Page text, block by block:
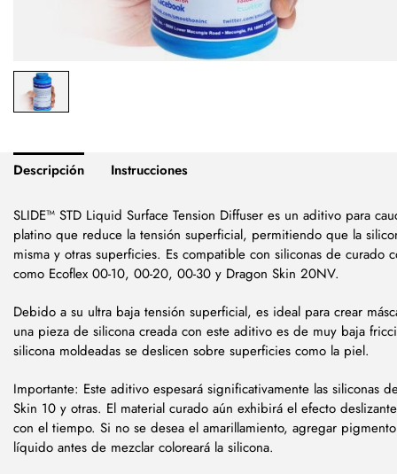
Descripción Instrucciones
SLIDE™ STD Liquid Surface Tension Diffuser es un aditivo para
platino que reduce la tensión superficial, permitiendo que la
misma y otras superficies. Es compatible con siliconas de curado
como Ecoflex 00-10, 00-20, 00-30 y Dragon Skin 20NV.
Debido a su ultra baja tensión superficial, es ideal para crear
una pieza de silicona creada con este aditivo es de muy baja
silicona moldeadas se deslicen sobre superficies como la piel.
Importante: Este aditivo espesará significativamente las siliconas
Skin 10 y otras. El material curado aún exhibirá el efecto
con el tiempo. Si no se desea el amarillamiento, agregar
líquido antes de mezclar coloreará la silicona.